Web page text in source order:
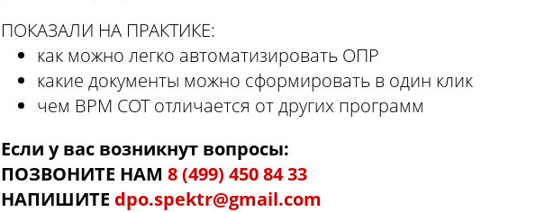
ПОКАЗАЛИ НА ПРАКТИКЕ:
как можно легко автоматизировать ОПР
какие документы можно сформировать в один клик
чем ВРМ СОТ отличается от других программ
Если у вас возникнут вопросы:
ПОЗВОНИТЕ НАМ 8 (499) 450 84 33
НАПИШИТЕ dpo.spektr@gmail.com